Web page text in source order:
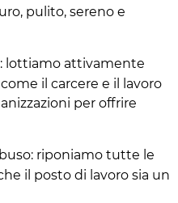
pulito, sereno e
lottiamo attivamente
il carcere e il lavoro
per offrire
riponiamo tutte le
il posto di lavoro sia un